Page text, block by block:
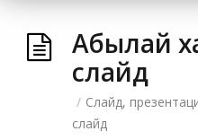
Абылай
слайд
/ Слайд,
слайд